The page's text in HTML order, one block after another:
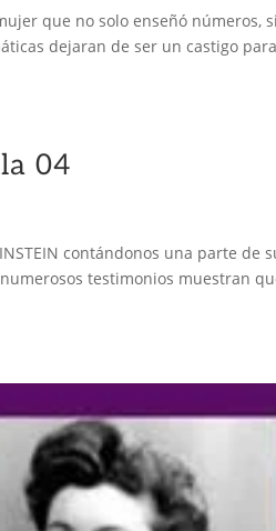
que no solo enseñó números,
dejaran de ser un castigo para
04
contándonos una parte de
numerosos testimonios muestran